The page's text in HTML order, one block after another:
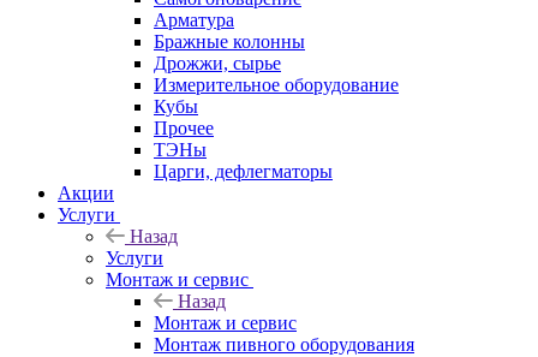
Арматура
Бражные колонны
Дрожжи, сырье
Измерительное оборудование
Кубы
Прочее
ТЭНы
Царги, дефлегматоры
Акции
Услуги
Назад
Услуги
Монтаж и сервис
Назад
Монтаж и сервис
Монтаж пивного оборудования